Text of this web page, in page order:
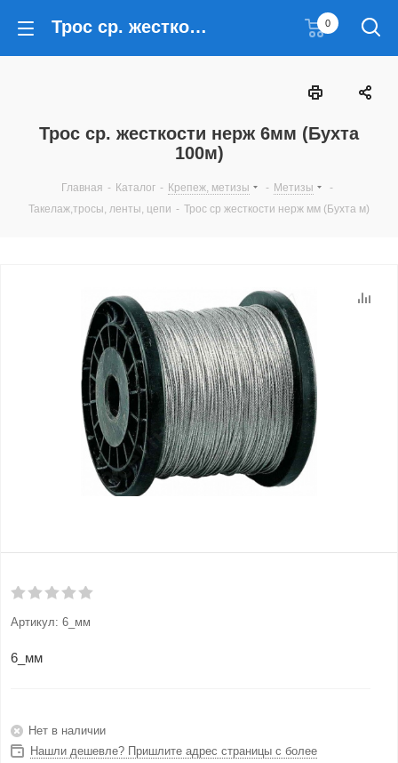
Трос ср. жесткости нерж 6мм (Бухта 100м) 0
Трос ср. жесткости нерж 6мм (Бухта
100м)
Главная - Каталог - Крепеж, метизы - Метизы
-
Такелаж,тросы, ленты, цепи - Трос ср жесткости нерж мм (Бухта м)
Артикул: 6_мм
6_мм
Нет в наличии
Нашли дешевле? Пришлите адрес страницы с более